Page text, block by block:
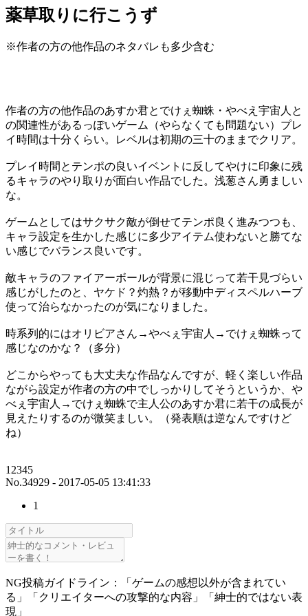
薬草取りに行こうず
※作者の方の他作品のネタバレも多少含む
作者の方の他作品のあすか君とでけぇ蜘蛛・やべえ宇宙人と
の関連性があるっぽいゲーム（やらなくても問題ない）プレ
イ時間は十分くらい。レベルは初期の三十のままでクリア。
プレイ時間とテンポの良いイベントに反してやけに印象に残
るキャラのやり取りが面白い作品でした。浅葱さん勇ましい
な。
ゲームとしてはサクサク敵が倒せてテンポ良く進みつつも、
キャラ設定を生かした感じに多少アイテム使わないと勝てな
い感じでバランス良いです。
敵キャラのファイアーボールが背景に混じって若干見づらい
感じがしたのと、ヤケド？灼熱？が移動中ディスペルハーブ
使って治らなかったのが気になりました。
時系列的にはオリビアさん→やべぇ宇宙人→でけぇ蜘蛛って
感じなのかな？（多分）
どこからやっても大丈夫な作品なんですが、軽く楽しい作品
ながら設定が作者の方の中でしっかりしてそうというか、や
べぇ宇宙人→でけぇ蜘蛛で主人公のあすか君に若干の成長が
見えたりするのが微笑ましい。（発表順は逆なんですけど
ね）
12345
No.34929 - 2017-05-05 13:41:33
1
NG投稿ガイドライン：「ゲームの感想以外が含まれてい
る」「クリエイターへの攻撃的な内容」「紳士的ではない表
現」